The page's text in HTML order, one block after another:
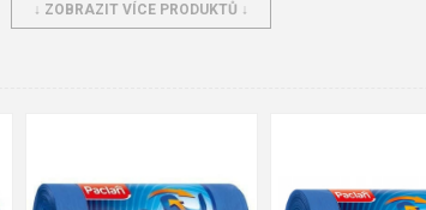
PACLAN pytle na odpad
↓ ZOBRAZIT VÍCE PRODUKTŮ ↓